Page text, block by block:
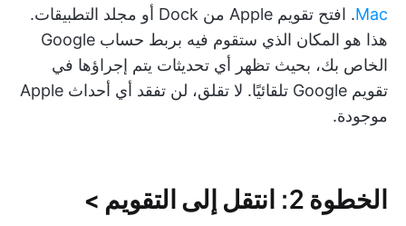
Mac
. افتح تقويم Apple من Dock أو مجلد التطبيقات.
هذا هو المكان الذي ستقوم فيه بربط حساب Google
الخاص بك، بحيث تظهر أي تحديثات يتم إجراؤها في
تقويم Google تلقائيًا. لا تقلق، لن تفقد أي أحداث Apple
موجودة.
الخطوة 2: انتقل إلى التقويم >